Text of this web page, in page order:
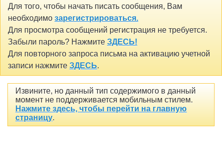
Для того, чтобы начать писать сообщения, Вам
необходимо зарегистрироваться.
Для просмотра сообщений регистрация не требуется.
Забыли пароль? Нажмите ЗДЕСЬ!
Для повторного запроса письма на активацию учетной
записи нажмите ЗДЕСЬ.
Извините, но данный тип содержимого в данный
момент не поддерживается мобильным стилем.
Нажмите здесь, чтобы перейти на главную
страницу.